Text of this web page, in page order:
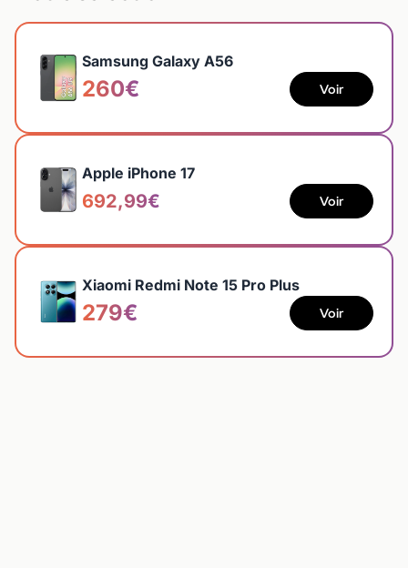
Samsung Galaxy A56
260€ Voir
Apple iPhone 17
692,99€ Voir
Xiaomi Redmi Note 15 Pro Plus
279€ Voir